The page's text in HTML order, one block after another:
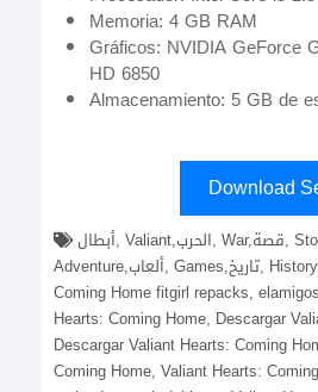
Memoria: 4 GB RAM
Gráficos: NVIDIA GeForce
HD 6850
Almacenamiento: 5 GB de
Download
Adventure,ألعاب, Games,تاريخ, History,descargar Valiant Hearts:
Coming Home fitgirl repacks,
Hearts: Coming Home, Descargar
Descargar Valiant Hearts: Coming
Coming Home, Valiant Hearts: